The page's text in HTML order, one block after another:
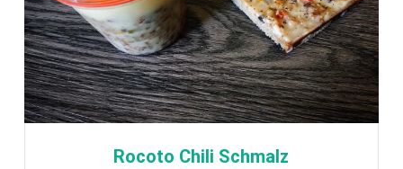
Rocoto Chili Schmalz